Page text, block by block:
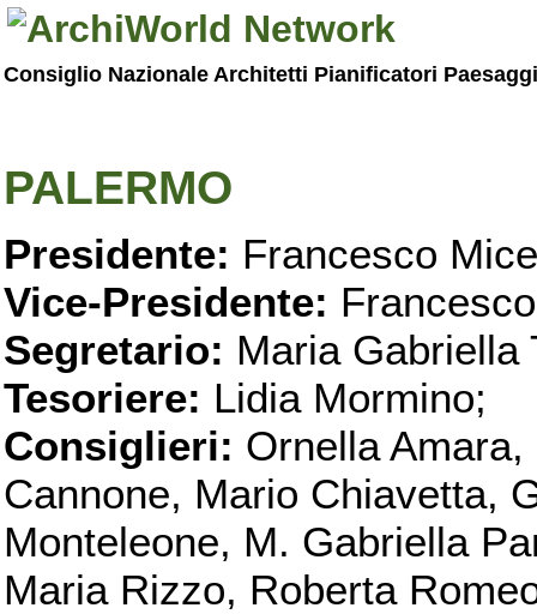
Consiglio Nazionale Architetti Pianificatori
PALERMO
Presidente: Francesco
Vice-Presidente:
Segretario: Maria Gabriella
Tesoriere: Lidia Mormino;
Consiglieri: Ornella
Cannone, Mario Chiavetta,
Monteleone, M. Gabriella
Maria Rizzo, Roberta